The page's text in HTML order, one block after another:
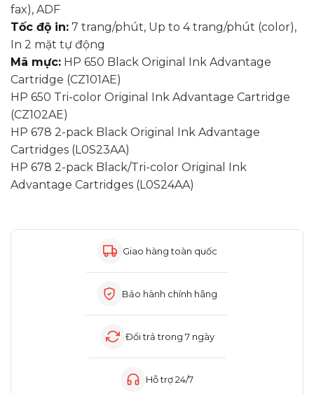
fax), ADF
Tốc độ in: 7 trang/phút, Up to 4 trang/phút (color),
In 2 mặt tự động
Mã mực: HP 650 Black Original Ink Advantage
Cartridge (CZ101AE)
HP 650 Tri-color Original Ink Advantage Cartridge
(CZ102AE)
HP 678 2-pack Black Original Ink Advantage
Cartridges (L0S23AA)
HP 678 2-pack Black/Tri-color Original Ink
Advantage Cartridges (L0S24AA)
Giao hàng toàn quốc
Bảo hành chính hãng
Đổi trả trong 7 ngày
Hỗ trợ 24/7